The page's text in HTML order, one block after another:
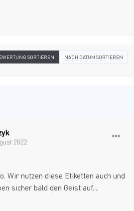
SORTIEREN NACH DATUM SORTIEREN
2022
Wir nutzen diese Etiketten auch und
sicher bald den Geist auf....